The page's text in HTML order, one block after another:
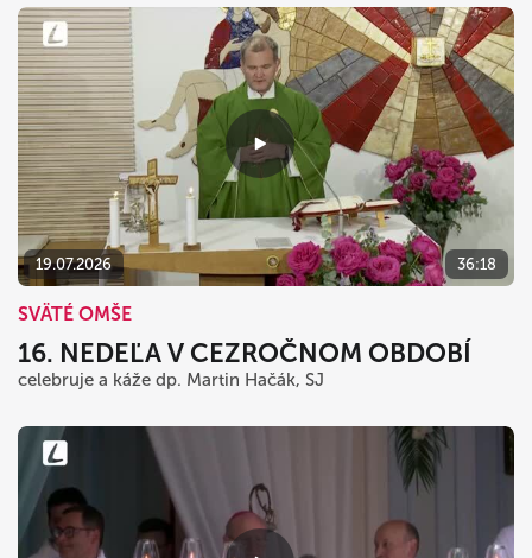
19.07.2026 36:18
SVÄTÉ OMŠE
16. NEDEĽA V CEZROČNOM OBDOBÍ
celebruje a káže dp. Martin Hačák, SJ